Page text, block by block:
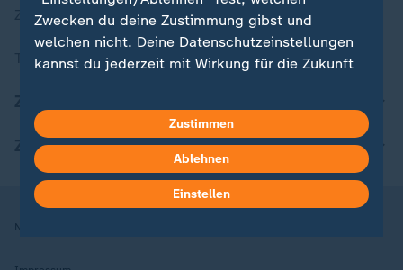
ZDFheute Stories
Themen im Überblick
ZDFheute Apps
Nutzungsbedingungen
Zwecken du deine Zustimmung gibst und
welchen nicht. Deine Datenschutzeinstellungen
kannst du jederzeit mit Wirkung für die Zukunft
Hier findest du das Impressum.
Weitere Informationen findest du in unserer
Datenschutzerklärung.
Zustimmen
Ablehnen
Einstellen